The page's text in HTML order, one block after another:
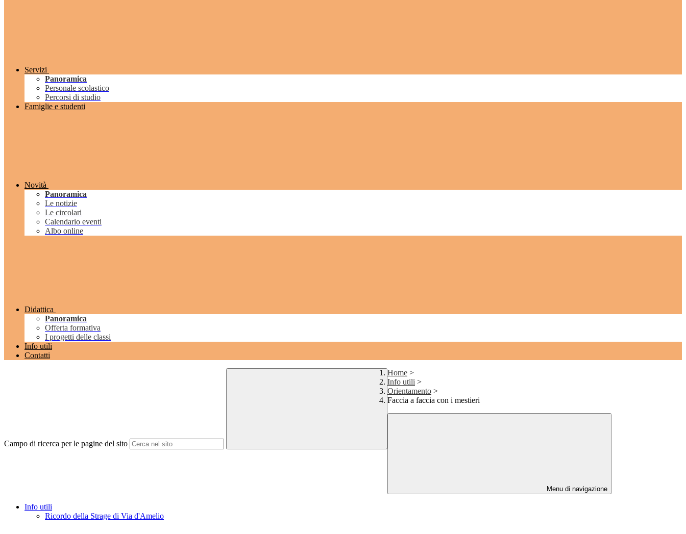
Servizi
Panoramica
Personale scolastico
Percorsi di studio
Famiglie e studenti
Novità
Panoramica
Le notizie
Le circolari
Calendario eventi
Albo online
Didattica
Panoramica
Offerta formativa
I progetti delle classi
Info utili
Contatti
Campo di ricerca per le pagine del sito
Home >
Info utili >
Orientamento >
Faccia a faccia con i mestieri
Menu di navigazione
Info utili
Ricordo della Strage di Via d'Amelio